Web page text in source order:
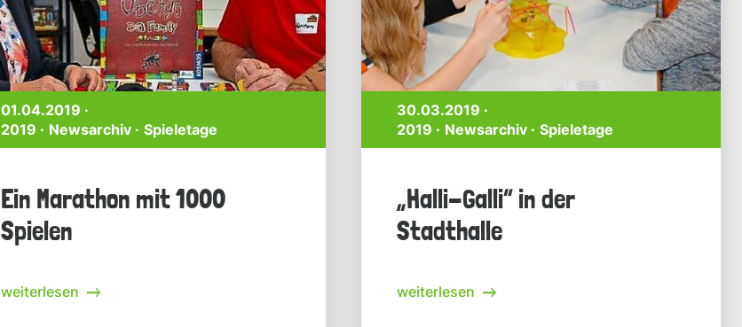
01.04.2019 ·
2019
Newsarchiv Spieletage
Ein Marathon mit 1000
Spielen
weiterlesen
30.03.2019 ·
2019
Newsarchiv Spieletage
„Halli-Galli“ in der
Stadthalle
weiterlesen